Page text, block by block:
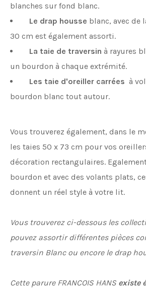
blanches sur fond blanc.
Le drap housse blanc, avec de
30 cm est également assorti.
La taie de traversin à rayures
un bourdon à chaque extrémité.
Les taie d'oreiller carrées à
bourdon blanc tout autour.
Vous trouverez également, dans le
les taies 50 x 73 cm pour vos
décoration rectangulaires.
bourdon et avec des volants plats,
donnent un réel style à votre lit.
Vous trouverez ci-dessous les
pouvez assortir différentes pièces
traversin Blanc ou encore le drap
Cette parure FRANCOIS HANS existe